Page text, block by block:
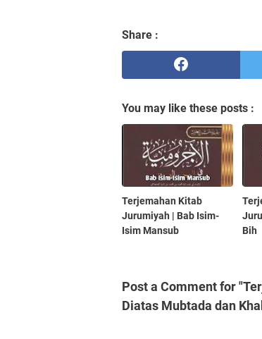
Share :
You may like these posts :
Terjemahan Kitab
Jurumiyah | Bab Isim-
Isim Mansub
Bih
Post a Comment for
Diatas Mubtada dan